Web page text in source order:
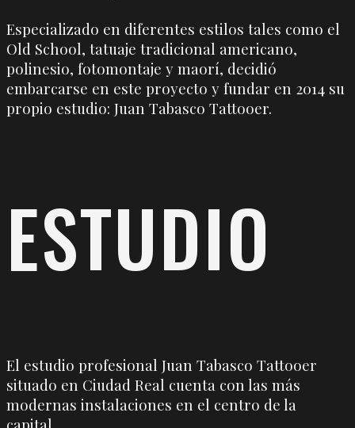
Especializado en diferentes estilos tales como el
Old School, tatuaje tradicional americano,
polinesio, fotomontaje y maorí, decidió
embarcarse en este proyecto y fundar en 2014 su
propio estudio: Juan Tabasco Tattooer.
ESTUDIO
El estudio profesional Juan Tabasco Tattooer
situado en Ciudad Real cuenta con las más
modernas instalaciones en el centro de la